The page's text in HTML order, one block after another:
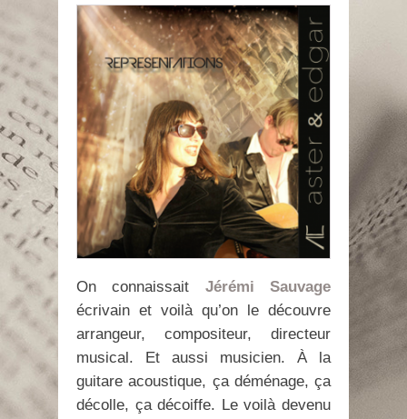
On connaissait Jérémi Sauvage
écrivain et voilà qu’on le découvre
arrangeur, compositeur, directeur
musical. Et aussi musicien. À la
guitare acoustique, ça déménage, ça
décolle, ça décoiffe. Le voilà devenu